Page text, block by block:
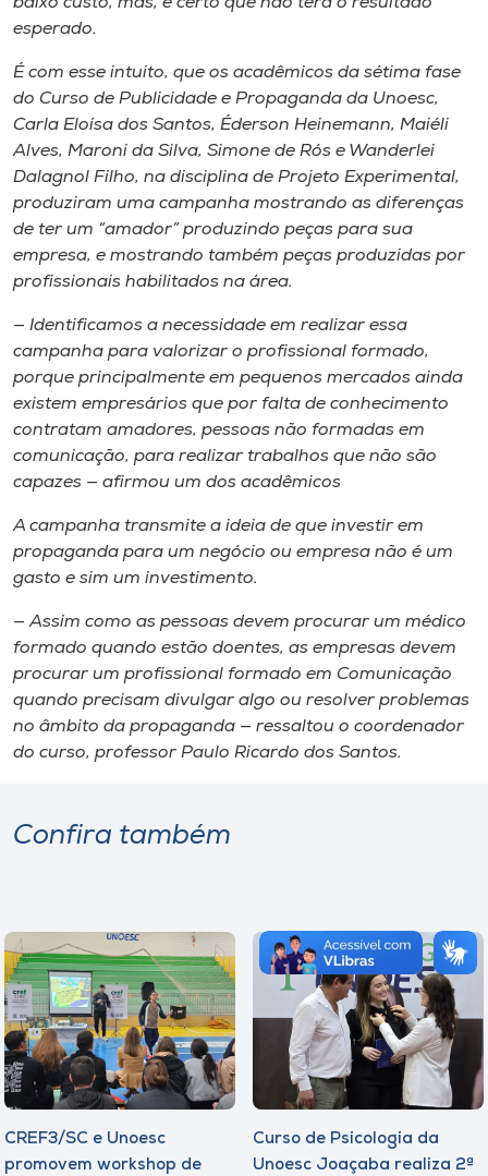
A+
esperado.
É com esse intuito, que os acadêmicos da sétima fase
do Curso de Publicidade e Propaganda da Unoesc,
Carla Eloísa dos Santos, Éderson Heinemann, Maiéli
Alves, Maroni da Silva, Simone de Rós e Wanderlei
Dalagnol Filho, na disciplina de Projeto Experimental,
produziram uma campanha mostrando as diferenças
de ter um “amador” produzindo peças para sua
empresa, e mostrando também peças produzidas por
profissionais habilitados na área.
— Identificamos a necessidade em realizar essa
campanha para valorizar o profissional formado,
porque principalmente em pequenos mercados ainda
existem empresários que por falta de conhecimento
contratam amadores, pessoas não formadas em
comunicação, para realizar trabalhos que não são
capazes — afirmou um dos acadêmicos
A campanha transmite a ideia de que investir em
propaganda para um negócio ou empresa não é um
gasto e sim um investimento.
— Assim como as pessoas devem procurar um médico
formado quando estão doentes, as empresas devem
procurar um profissional formado em Comunicação
quando precisam divulgar algo ou resolver problemas
no âmbito da propaganda — ressaltou o coordenador
do curso, professor Paulo Ricardo dos Santos.
Confira também
CREF3/SC e Unoesc
promovem workshop de
Curso de Psicologia da
Unoesc Joaçaba realiza 2ª